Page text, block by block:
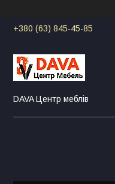
+380 (63) 845-45-85
DAVA Центр меблів